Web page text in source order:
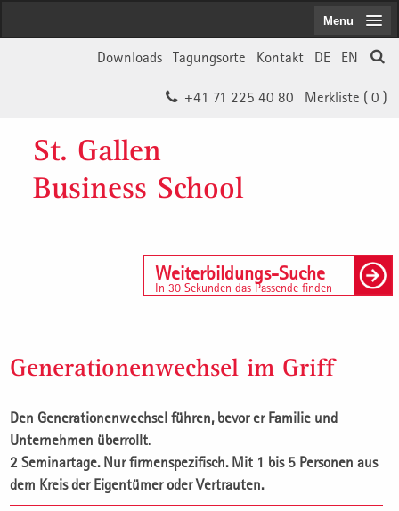
EN
DE
Kontakt
Tagungsorte
Downloads
Merkliste ( 0 )
+41 71 225 40 80
St. Gallen
Business School
Weiterbildungs-Suche
In 30 Sekunden das Passende finden
Menu
Generationenwechsel im Griff
Den Generationenwechsel führen, bevor er Familie und
Unternehmen überrollt.
2 Seminartage. Nur firmenspezifisch. Mit 1 bis 5 Personen aus
dem Kreis der Eigentümer oder Vertrauten.